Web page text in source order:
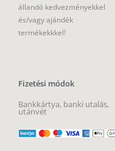
állandó kedvezményekkel
és/vagy ajándék
termékekkkel!
Fizetési módok
Bankkártya, banki utalás,
utánvét